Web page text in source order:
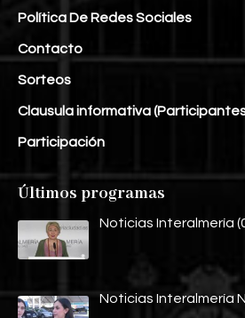
Política De Redes Sociales
Contacto
Sorteos
Clausula informativa
Participación
Últimos programas
Noticias Interalmería
Noticias Interalmería